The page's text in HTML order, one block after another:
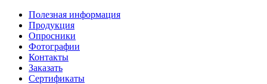
Полезная информация
Продукция
Опросники
Фотографии
Контакты
Заказать
Сертификаты